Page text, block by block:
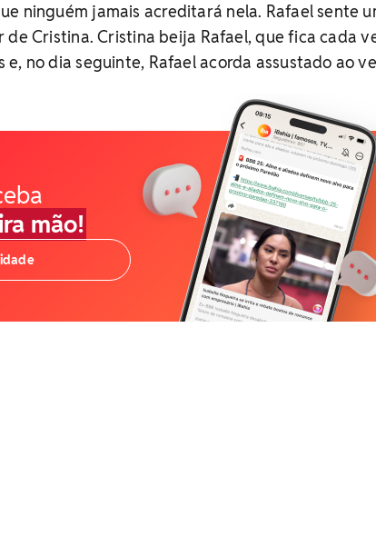
ninguém jamais acreditará nela. Rafael sente
Cristina. Cristina beija Rafael, que fica cada
e, no dia seguinte, Rafael acorda assustado ao
mão!